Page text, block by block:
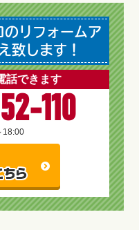
のリフォームア
致します！
話できます
110
18:00